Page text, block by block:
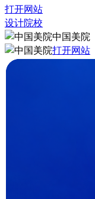
打开网站
设计院校
中国美院
打开网站